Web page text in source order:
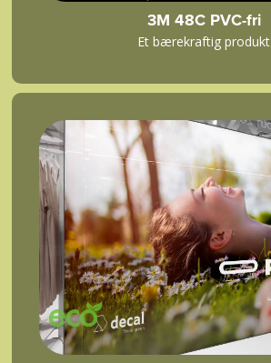
3M 48C PVC-fri
Et bærekraftig produkt